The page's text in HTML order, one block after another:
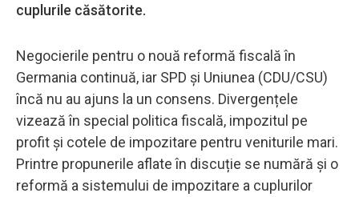
cuplurile căsătorite.
Negocierile pentru o nouă reformă fiscală în
Germania continuă, iar SPD și Uniunea (CDU/CSU)
încă nu au ajuns la un consens. Divergențele
vizează în special politica fiscală, impozitul pe
profit și cotele de impozitare pentru veniturile mari.
Printre propunerile aflate în discuție se numără și o
reformă a sistemului de impozitare a cuplurilor